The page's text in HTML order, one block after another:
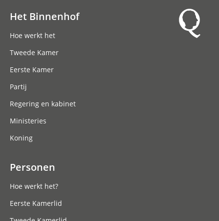
Het Binnenhof
Hoe werkt het
Tweede Kamer
Eerste Kamer
Partij
Regering en kabinet
Ministeries
Koning
Personen
Hoe werkt het?
Eerste Kamerlid